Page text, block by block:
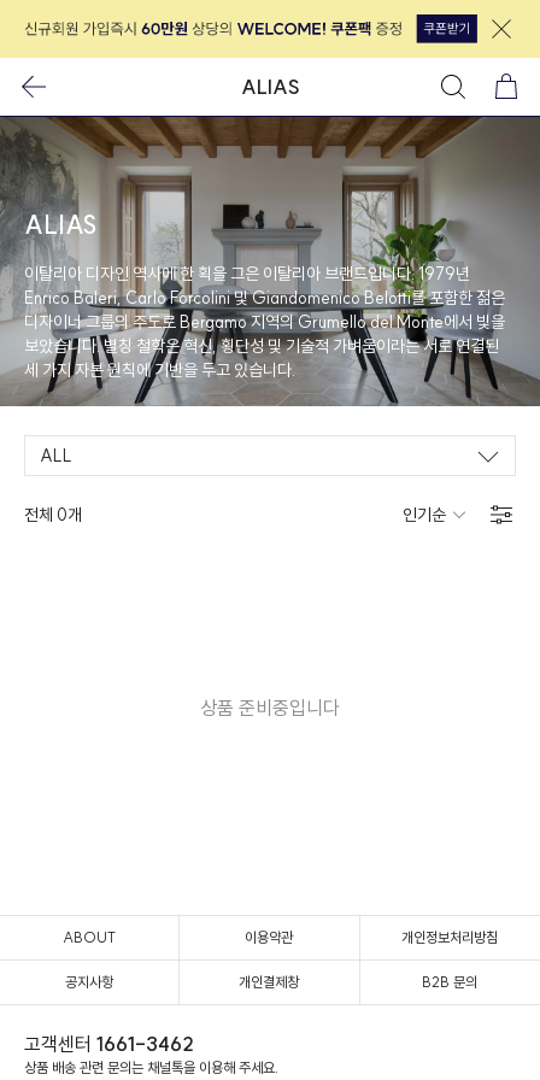
ALIAS
ALIAS
이탈리아 디자인 역사에 한 획을 그은 이탈리아 브랜드입니다. 1979년
Enrico Baleri, Carlo Forcolini 및 Giandomenico Belotti를 포함한 젊은
디자이너 그룹의 주도로 Bergamo 지역의 Grumello del Monte에서 빛을
보았습니다. 별칭 철학은 혁신, 횡단성 및 기술적 가벼움이라는 서로 연결된
세 가지 자본 원칙에 기반을 두고 있습니다.
ALL
전체 0개 인기순 ↓
상품 준비중입니다
ABOUT 이용약관 개인정보처리방침
공지사항 개인결제창 B2B 문의
고객센터 1661-3462
상품 배송 관련 문의는 채널톡을 이용해 주세요.